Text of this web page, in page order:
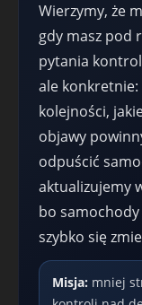
Wierzymy, że
gdy masz pod
pytania
ale konkretnie:
kolejności,
objawy
odpuścić
aktualizujemy
bo
szybko się
Misja: mniej